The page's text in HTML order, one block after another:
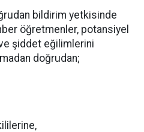
bildirim yetkisinde
öğretmenler, potansiyel
şiddet eğilimlerini
doğrudan;